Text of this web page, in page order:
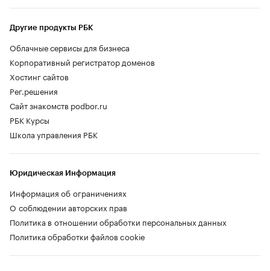
Другие продукты РБК
Облачные сервисы для бизнеса
Корпоративный регистратор доменов
Хостинг сайтов
Рег.решения
Сайт знакомств podbor.ru
РБК Курсы
Школа управления РБК
Юридическая Информация
Информация об ограничениях
О соблюдении авторских прав
Политика в отношении обработки персональных данных
Политика обработки файлов cookie